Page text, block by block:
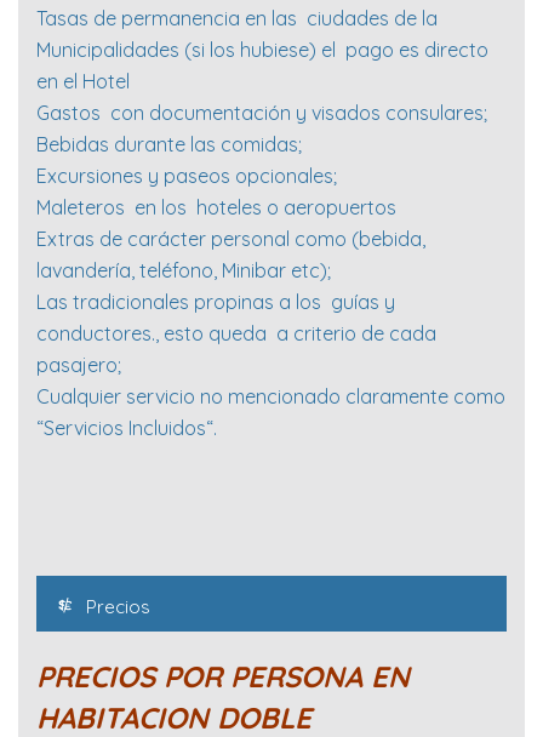
Tasas de permanencia en las ciudades de la
Municipalidades (si los hubiese) el pago es directo
en el Hotel
Gastos con documentación y visados consulares;
Bebidas durante las comidas;
Excursiones y paseos opcionales;
Maleteros en los hoteles o aeropuertos
Extras de carácter personal como (bebida,
lavandería, teléfono, Minibar etc);
Las tradicionales propinas a los guías y
conductores., esto queda a criterio de cada
pasajero;
Cualquier servicio no mencionado claramente como
“Servicios Incluidos“.
Precios
PRECIOS POR PERSONA EN
HABITACION DOBLE